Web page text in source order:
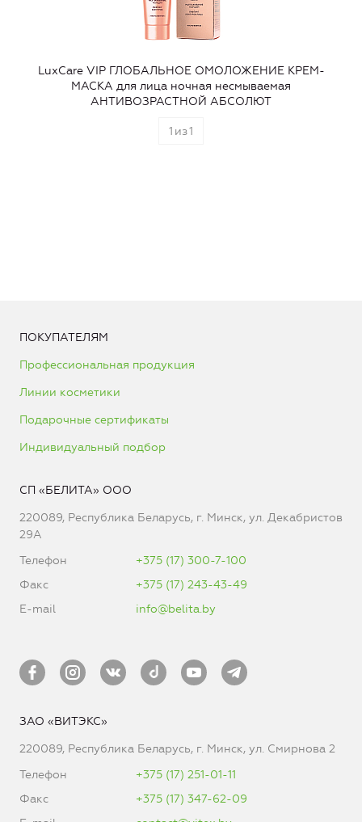
LuxCare VIP ГЛОБАЛЬНОЕ ОМОЛОЖЕНИЕ КРЕМ-
МАСКА для лица ночная несмываемая
АНТИВОЗРАСТНОЙ АБСОЛЮТ
1 из1
ПОКУПАТЕЛЯМ
Профессиональная продукция
Линии косметики
Подарочные сертификаты
Индивидуальный подбор
СП «БЕЛИТА» ООО
220089, Республика Беларусь, г. Минск, ул. Декабристов
29А
Телефон
+375 (17) 300-7-100
Факс
+375 (17) 243-43-49
E-mail
info@belita.by
ЗАО «ВИТЭКС»
220089, Республика Беларусь, г. Минск, ул. Смирнова 2
Телефон
+375 (17) 251-01-11
Факс
+375 (17) 347-62-09